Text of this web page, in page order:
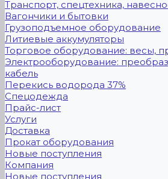
Транспорт, спецтехника,
Вагончики и бытовки
Грузоподъемное оборудование
Литиевые аккумуляторы
Торговое оборудование: весы,
Электрооборудование:
кабель
Перекись водорода 37%
Спецодежда
Прайс-лист
Услуги
Доставка
Прокат оборудования
Новые поступления
Компания
Новые поступления